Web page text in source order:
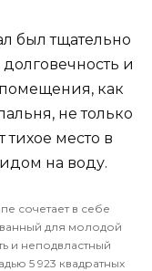
был тщательно
и
помещения, как
не только
тихое место в
на воду.
сочетает в себе
для молодой
и неподвластный
5 923 квадратных